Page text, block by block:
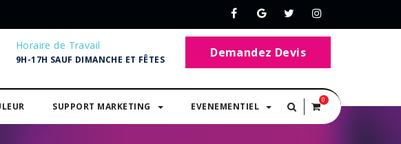
Horaire de Travail
9H-17H SAUF DIMANCHE ET FÊTES Demandez Devis
SUPPORT MARKETING EVENEMENTIEL
0